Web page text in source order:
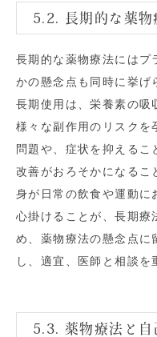
5.2. 長期的な薬物
長期的な薬物療法にはプ
かの懸念点も同時に挙げ
長期使用は、栄養素の吸
様々な副作用のリスクを
問題や、症状を抑える
改善がおろそかになるこ
身が日常の飲食や運動に
心掛けることが、長期療
め、薬物療法の懸念点に
し、適宜、医師と相談を
5.3. 薬物療法と自